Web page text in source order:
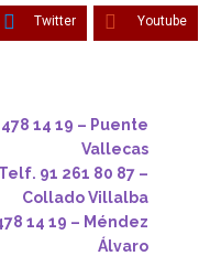
Twitter Youtube
– Puente
Vallecas
91 261 80 87 –
Collado Villalba
– Méndez
Álvaro